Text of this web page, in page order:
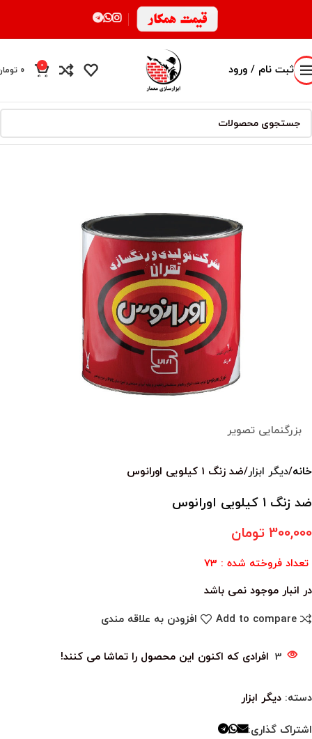
ثبت نام / ورود
0
محصول
0
بزرگنمایی تصویر
خانه دیگر ابزار ضد زنگ 1 کیلویی اورانوس
ضد زنگ 1 کیلویی اورانوس
300,000 تومان
تعداد فروخته شده : 73
در انبار موجود نمی باشد
Add to compare
افزودن به علاقه مندی
3 افرادی که اکنون این محصول را تماشا می کنند!
دسته: دیگر ابزار
اشتراک گذاری: